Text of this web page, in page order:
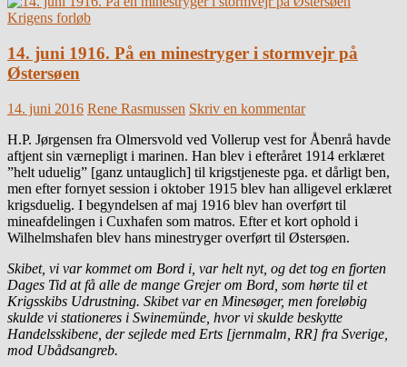
Krigens forløb
14. juni 1916. På en minestryger i stormvejr på
Østersøen
14. juni 2016 Rene Rasmussen Skriv en kommentar
H.P. Jørgensen fra Olmersvold ved Vollerup vest for Åbenrå havde
aftjent sin værnepligt i marinen. Han blev i efteråret 1914 erklæret
”helt uduelig” [ganz untauglich] til krigstjeneste pga. et dårligt ben,
men efter fornyet session i oktober 1915 blev han alligevel erklæret
krigsduelig. I begyndelsen af maj 1916 blev han overført til
mineafdelingen i Cuxhafen som matros. Efter et kort ophold i
Wilhelmshafen blev hans minestryger overført til Østersøen.
Skibet, vi var kommet om Bord i, var helt nyt, og det tog en fjorten
Dages Tid at få alle de mange Grejer om Bord, som hørte til et
Krigsskibs Udrustning. Skibet var en Minesøger, men foreløbig
skulde vi stationeres i Swinemünde, hvor vi skulde beskytte
Handelsskibene, der sejlede med Erts [jernmalm, RR] fra Sverige,
mod Ubådsangreb.